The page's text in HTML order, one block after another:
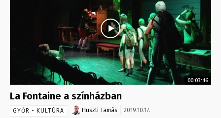
00:03:46
La Fontaine a színházban
GYŐR - KULTÚRA Huszti Tamás 2019.10.17.